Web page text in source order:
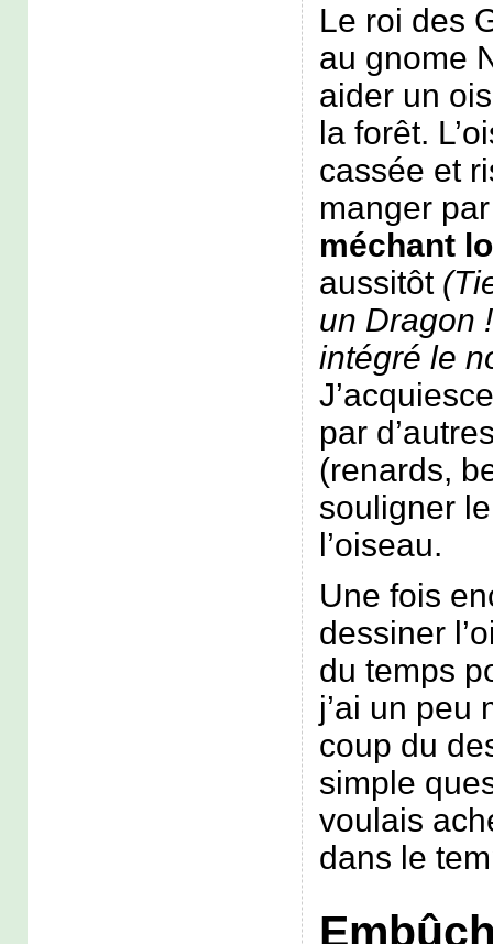
Le roi des
au gnome
aider un
la forêt.
cassée et
manger
méchant
aussitôt
un Dragon
intégré le
par
(renards,
souligner
l’oiseau.
Une fois
dessiner
du temps
j’ai un peu
coup du
simple
voulais
dans le